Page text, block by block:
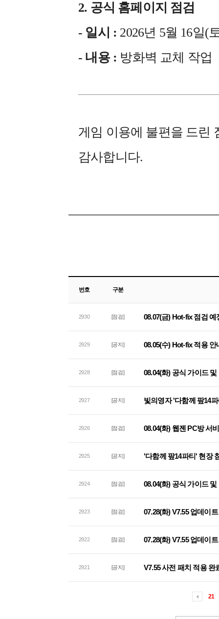
2. 공식 홈페이지 점검
- 일시 : 2026년 5월 16일(
- 내용 : 방화벽 교체 작업
게임 이용에 불편을 드린
감사합니다.
번호 구분
2930 [점검] 08.07(금) Hot-fix 점검 예
2929 [공지] 08.05(수) Hot-fix 적용 안
2928 [점검] 08.04(화) 공식 가이드
2927 [공지] 빛의영자 '다함께 팦14
2926 [점검] 08.04(화) 웹젠 PC방 서
2925 [공지] '다함께 팦14파티' 현장
2924 [점검] 08.04(화) 공식 가이드
2923 [점검] 07.28(화) V7.55 업데이
2922 [점검] 07.28(화) V7.55 업데이
2921 [공지] V7.55 사전 패치 적용 완
21